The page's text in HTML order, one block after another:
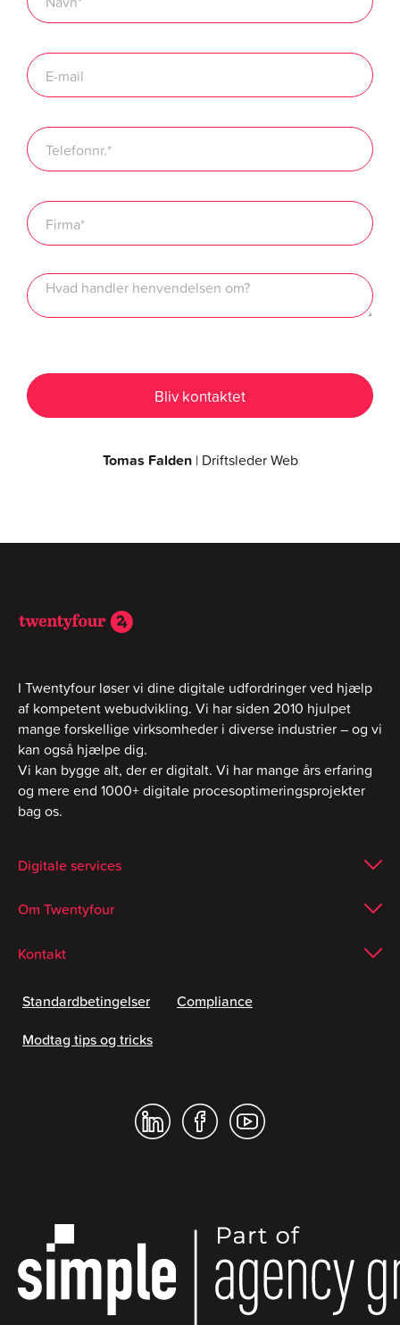
Tomas Falden| Driftsleder Web
I Twentyfour løser vi dine digitale udfordringer ved hjælp
af kompetent webudvikling. Vi har siden 2010 hjulpet
mange forskellige virksomheder i diverse industrier – og vi
kan også hjælpe dig.
Vi kan bygge alt, der er digitalt. Vi har mange års erfaring
og mere end 1000+ digitale procesoptimeringsprojekter
bag os.
Digitale services
Om Twentyfour
Kontakt
Standardbetingelser
Compliance
Modtag tips og tricks